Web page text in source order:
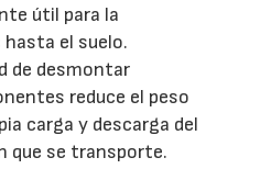
útil para la
el suelo.
de desmontar
reduce el peso
carga y descarga del
que se transporte.